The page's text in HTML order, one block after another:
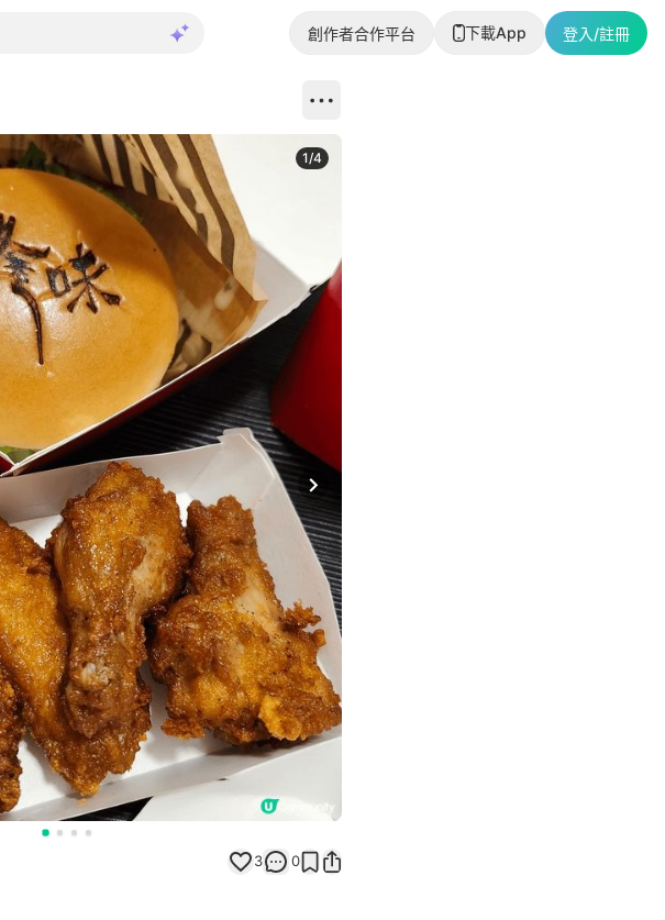
創作者合作平台 下載App 登入/註冊
Next slide
1/4
3 0